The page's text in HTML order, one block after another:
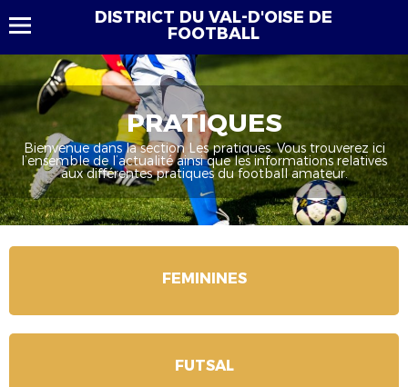
DISTRICT DU VAL-D'OISE DE
FOOTBALL
PRATIQUES
Bienvenue dans la section Les pratiques. Vous trouverez ici
l’ensemble de l’actualité ainsi que les informations relatives
aux différentes pratiques du football amateur.
FEMININES
FUTSAL